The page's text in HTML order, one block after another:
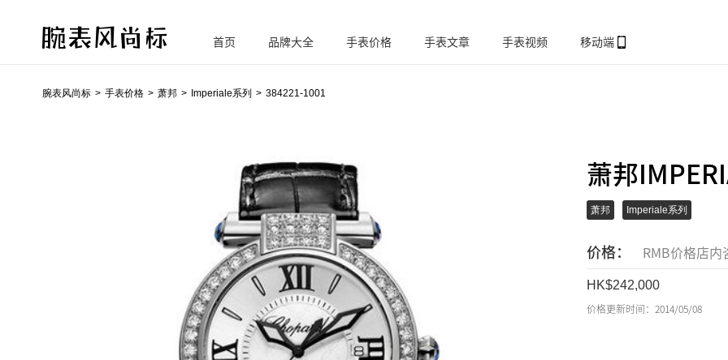
腕
首页 品牌大全 手表价格 手表文章 手表视频 移动端
腕表风尚标 手表价格 萧邦 Imperiale系列 384221-1001
萧邦
萧邦 Imperiale系列
价格： RMB价格店内
242,000
价格更新时间：2014/05/08